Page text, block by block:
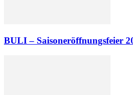
BULI – Saisoneröffnungsfeier